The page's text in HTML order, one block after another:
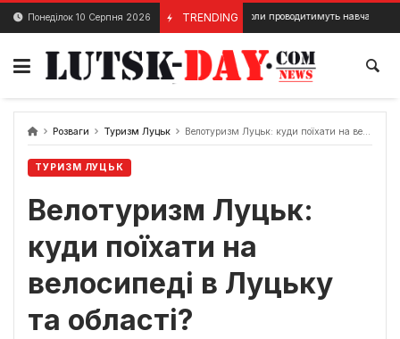
Skip
content
Понеділок 10 Серпня 2026 TRENDING
21 Січня, 2024 У Луцьку школи проводитимуть навчання дистанційно
Розваги Туризм Луцьк Велотуризм Луцьк: куди поїхати на велосипеді в Луцьку та області?
ТУРИЗМ ЛУЦЬК
Велотуризм Луцьк:
куди поїхати на
велосипеді в Луцьку
та області?